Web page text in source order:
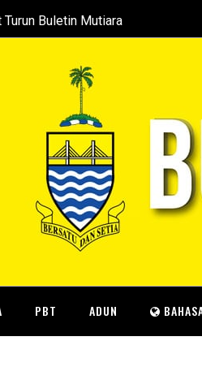
Turun Buletin Mutiara
PBT ADUN